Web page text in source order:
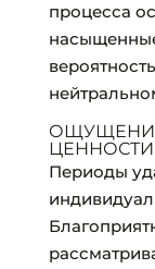
процесса
Периоды